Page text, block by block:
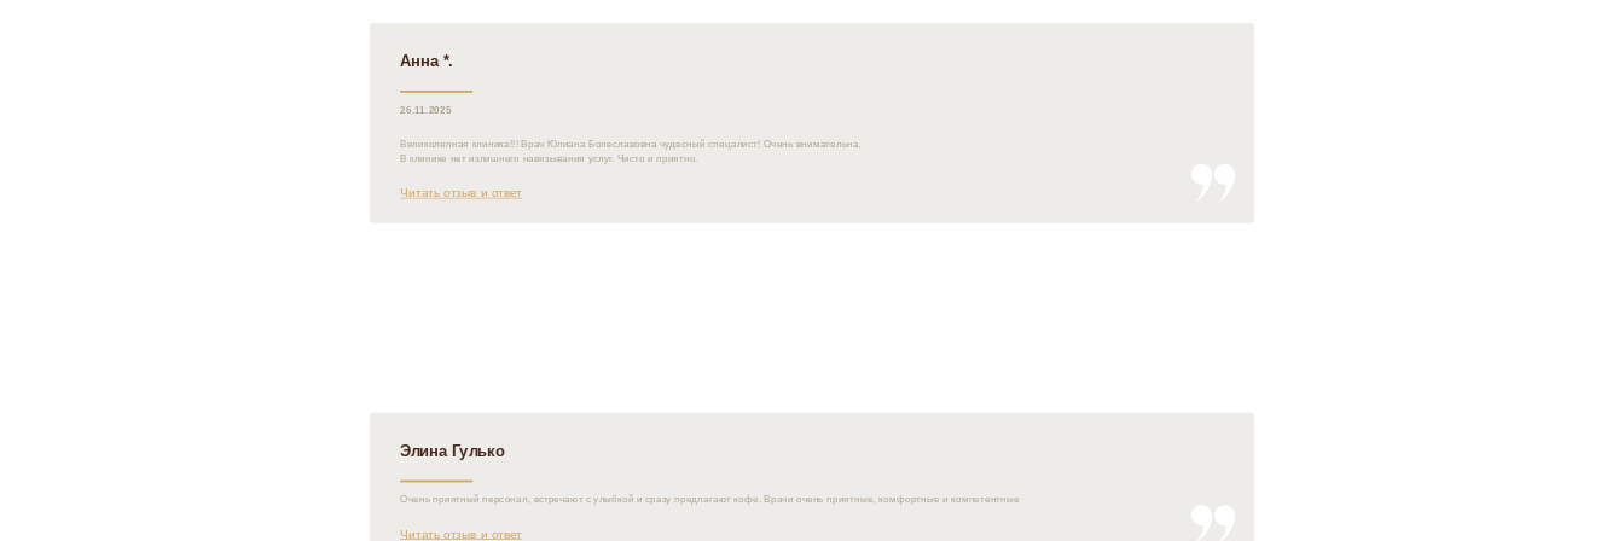
Анна *.
26.11.2025
Великолепная клиника!!! Врач Юлиана Болеславовна чудесный спецалист! Очень внимательна.
В клинике нет излишнего навязывания услуг. Чисто и приятно.
Читать отзыв и ответ
Элина Гулько
Очень приятный персонал, встречают с улыбкой и сразу предлагают кофе. Врачи очень приятные, комфортные и компетентные
Читать отзыв и ответ